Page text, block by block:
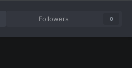
Followers 0